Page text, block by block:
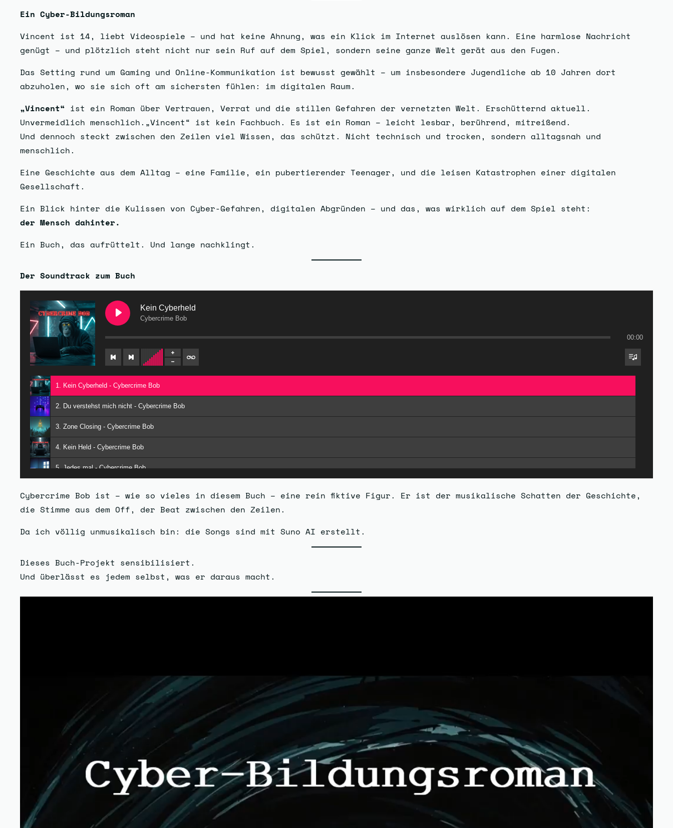
Ein Cyber-Bildungsroman
Vincent ist 14, liebt Videospiele – und hat keine Ahnung, was ein Klick im Internet auslösen kann. Eine harmlose Nachricht
genügt – und plötzlich steht nicht nur sein Ruf auf dem Spiel, sondern seine ganze Welt gerät aus den Fugen.
Das Setting rund um Gaming und Online-Kommunikation ist bewusst gewählt – um insbesondere Jugendliche ab 10 Jahren dort
abzuholen, wo sie sich oft am sichersten fühlen: im digitalen Raum.
„Vincent“ ist ein Roman über Vertrauen, Verrat und die stillen Gefahren der vernetzten Welt. Erschütternd aktuell.
Unvermeidlich menschlich.„Vincent“ ist kein Fachbuch. Es ist ein Roman – leicht lesbar, berührend, mitreißend.
Und dennoch steckt zwischen den Zeilen viel Wissen, das schützt. Nicht technisch und trocken, sondern alltagsnah und
menschlich.
Eine Geschichte aus dem Alltag – eine Familie, ein pubertierender Teenager, und die leisen Katastrophen einer digitalen
Gesellschaft.
Ein Blick hinter die Kulissen von Cyber-Gefahren, digitalen Abgründen – und das, was wirklich auf dem Spiel steht:
der Mensch dahinter.
Ein Buch, das aufrüttelt. Und lange nachklingt.
Der Soundtrack zum Buch
Kein Cyberheld
Cybercrime Bob
00:00
1. Kein Cyberheld - Cybercrime Bob
2. Du verstehst mich nicht - Cybercrime Bob
3. Zone Closing - Cybercrime Bob
4. Kein Held - Cybercrime Bob
5. Jedes mal - Cybercrime Bob
7. Kalte Mauern - Cybercrime Bob
8. Wi-Fi statt Waffe - Cybercrime Bob
16. Vincent - Cybercrime Bob
Cybercrime Bob ist – wie so vieles in diesem Buch – eine rein fiktive Figur. Er ist der musikalische Schatten der Geschichte,
die Stimme aus dem Off, der Beat zwischen den Zeilen.
Da ich völlig unmusikalisch bin: die Songs sind mit Suno AI erstellt.
Dieses Buch-Projekt sensibilisiert.
Und überlässt es jedem selbst, was er daraus macht.